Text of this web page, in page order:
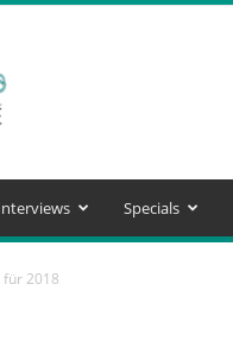
Specials
für 2018